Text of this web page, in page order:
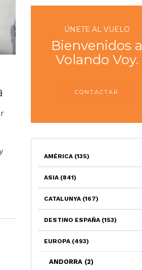
ÚNETE AL VUELO
Bienvenidos a
Volando Voy.
CONTACTAR
AMÉRICA (135)
ASIA (841)
CATALUNYA (167)
DESTINO ESPAÑA (153)
EUROPA (493)
ANDORRA (2)